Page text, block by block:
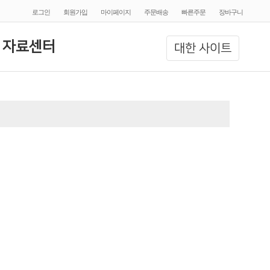
로그인 회원가입 마이페이지 주문배송 빠른주문 장바구니
대한 사이트
료센터